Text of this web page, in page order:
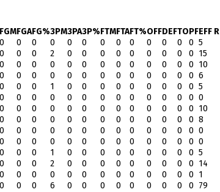
FGMFGAFG%3PM3PA3P%FTMFTAFT%OFFDEFTOPFEFF R
0 0 0 0 0 0 0 0 0 0 0 0 0 5
0 0 0 2 0 0 0 0 0 0 0 0 0 15
0 0 0 0 0 0 0 0 0 0 0 0 0 10
0 0 0 0 0 0 0 0 0 0 0 0 0 6
0 0 0 1 0 0 0 0 0 0 0 0 0 5
0 0 0 0 0 0 0 0 0 0 0 0 0 0
0 0 0 0 0 0 0 0 0 0 0 0 0 10
0 0 0 0 0 0 0 0 0 0 0 0 0 8
0 0 0 0 0 0 0 0 0 0 0 0 0 0
0 0 0 0 0 0 0 0 0 0 0 0 0 0
0 0 0 1 0 0 0 0 0 0 0 0 0 5
0 0 0 2 0 0 0 0 0 0 0 0 0 14
0 0 0 0 0 0 0 0 0 0 0 0 0 1
0 0 0 6 0 0 0 0 0 0 0 0 0 79